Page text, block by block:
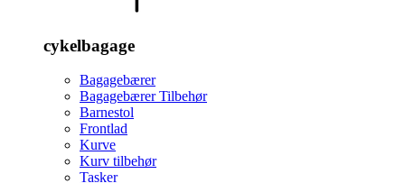
cykelbagage
Bagagebærer
Bagagebærer Tilbehør
Barnestol
Frontlad
Kurve
Kurv tilbehør
Tasker